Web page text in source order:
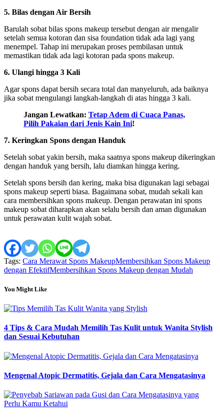
5. Bilas dengan Air Bersih
Barulah sobat bilas spons makeup tersebut dengan air mengalir
setelah semua kotoran dan sisa foundation tidak ada lagi yang
menempel. Tahap ini merupakan proses pembilasan untuk
memastikan tidak ada lagi kotoran pada spons makeup.
6. Ulangi hingga 3 Kali
Agar spons dapat bersih secara total dan manyeluruh, ada baiknya
jika sobat mengulangi langkah-langkah di atas hingga 3 kali.
Jangan Lewatkan: Tetap Adem di Cuaca Panas,
Pilih Pakaian dari Jenis Kain Ini!
7. Keringkan Spons dengan Handuk
Setelah sobat yakin bersih, maka saatnya spons makeup dikeringkan
dengan handuk yang bersih, lalu diamkan hingga kering.
Setelah spons bersih dan kering, maka bisa digunakan lagi sebagai
spons makeup seperti biasa. Bagaimana sobat, mudah sekali kan
cara membersihkan spons makeup. Dengan perawatan ini spons
makeup sobat diharapkan akan selalu bersih dan aman digunakan
untuk perawatan kulit wajah sobat.
Tags: Cara Merawat Spons MakeupMembersihkan Spons Makeup
dengan EfektifMembersihkan Spons Makeup dengan Mudah
You Might Like
4 Tips & Cara Mudah Memilih Tas Kulit untuk Wanita Stylish
dan Sesuai Kebutuhan
Mengenal Atopic Dermatitis, Gejala dan Cara Mengatasinya